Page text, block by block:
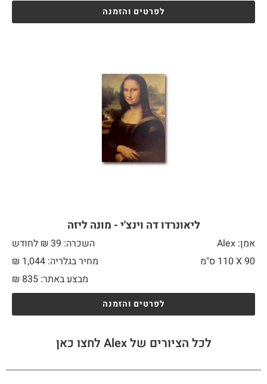
לפרטים והזמנה
ליאונרדו דה וינצ'י - מונה ליזה
אמן: Alex
השכרה: 39 ₪ לחודש
90 X
מחיר בגלריה: 1,044 ₪
מבצע באתר:
₪ 835
לפרטים והזמנה
לכל הציורים של Alex לחצו כאן